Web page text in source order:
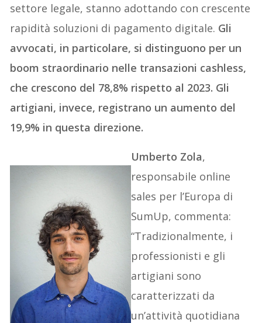
settore legale, stanno adottando con crescente
rapidità soluzioni di pagamento digitale. Gli
avvocati, in particolare, si distinguono per un
boom straordinario nelle transazioni cashless,
che crescono del 78,8% rispetto al 2023. Gli
artigiani, invece, registrano un aumento del
19,9% in questa direzione.
Umberto Zola,
responsabile online
sales per l’Europa di
SumUp, commenta:
“Tradizionalmente, i
professionisti e gli
artigiani sono
caratterizzati da
un’attività quotidiana